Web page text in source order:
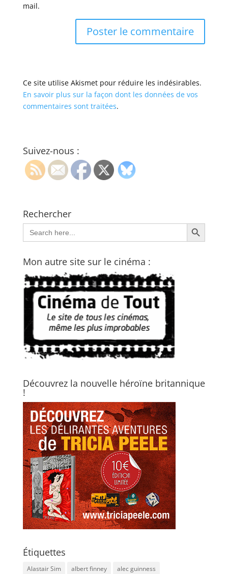
mail.
Ce site utilise Akismet pour réduire les indésirables.
En savoir plus sur la façon dont les données de vos
commentaires sont traitées.
Suivez-nous :
Rechercher
Search
for:
Search Button
Mon autre site sur le cinéma :
Découvrez la nouvelle héroïne britannique
!
Étiquettes
Alastair Sim albert finney
alec guinness